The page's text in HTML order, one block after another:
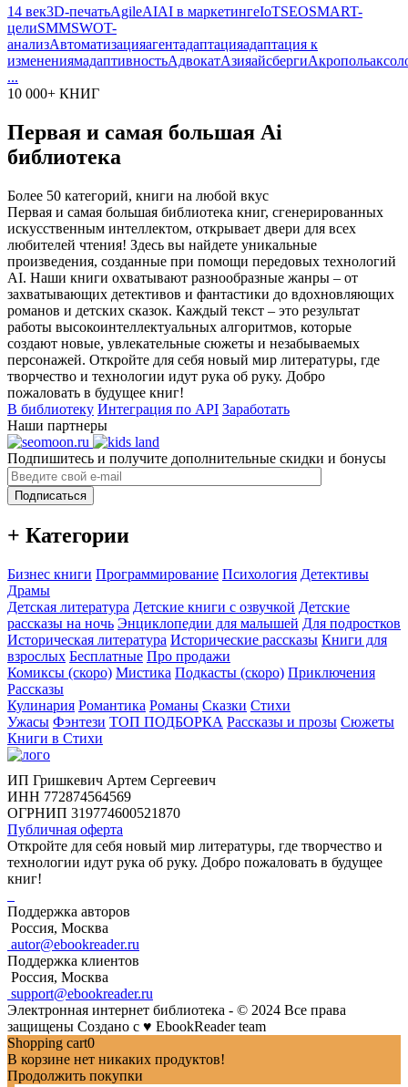
14 век3D-печатьAgileAIAI в маркетингеIoTSEOSMART-
целиSMMSWOT-
анализАвтоматизацияагентадаптацияадаптация к
изменениямадаптивностьАдвокатАзияайсбергиАкрополь
...
10 000+ КНИГ
Первая и самая большая Ai
библиотека
Более 50 категорий, книги на любой вкус
Первая и самая большая библиотека книг, сгенерированных
искусственным интеллектом, открывает двери для всех
любителей чтения! Здесь вы найдете уникальные
произведения, созданные при помощи передовых технологий
AI. Наши книги охватывают разнообразные жанры – от
захватывающих детективов и фантастики до вдохновляющих
романов и детских сказок. Каждый текст – это результат
работы высокоинтеллектуальных алгоритмов, которые
создают новые, увлекательные сюжеты и незабываемых
персонажей. Откройте для себя новый мир литературы, где
творчество и технологии идут рука об руку. Добро
пожаловать в будущее книг!
В библиотеку Интеграция по API Заработать
Наши партнеры
Подпишитесь и получите дополнительные скидки и бонусы
Подписаться
+ Категории
Бизнес книги Программирование Психология Детективы
Драмы
Детская литература Детские книги с озвучкой Детские
рассказы на ночь Энциклопедии для малышей Для подростков
Историческая литература Исторические рассказы Книги для
взрослых Бесплатные Про продажи
Комиксы (скоро) Мистика Подкасты (скоро) Приключения
Рассказы
Кулинария Романтика Романы Сказки Стихи
Ужасы Фэнтези ТОП ПОДБОРКА Рассказы и прозы Сюжеты
Книги в Стихи
ИП Гришкевич Артем Сергеевич
ИНН 772874564569
ОГРНИП 319774600521870
Публичная оферта
Откройте для себя новый мир литературы, где творчество и
технологии идут рука об руку. Добро пожаловать в будущее
книг!
Поддержка авторов
Россия, Москва
autor@ebookreader.ru
Поддержка клиентов
Россия, Москва
support@ebookreader.ru
Электронная интернет библиотека - © 2024 Все права
защищены Создано с ♥ EbookReader team
Shopping cart0
В корзине нет никаких продуктов!
Продолжить покупки